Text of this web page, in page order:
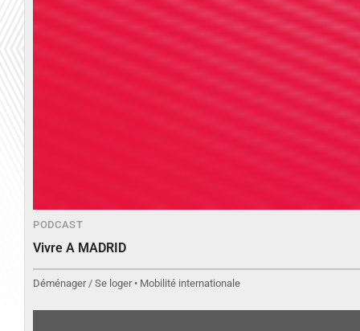
PODCAST
Vivre A MADRID
Déménager / Se loger • Mobilité internationale